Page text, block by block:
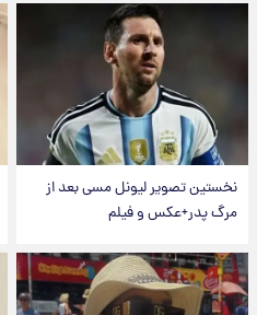
نخستین تصویر لیونل مسی بعد از
مرگ پدر+عکس و فیلم